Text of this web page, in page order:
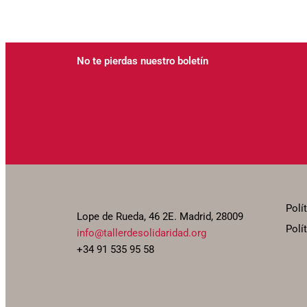
No te pierdas nuestro boletín
Lope de Rueda, 46 2E. Madrid, 28009
info@tallerdesolidaridad.org
+34 91 535 95 58